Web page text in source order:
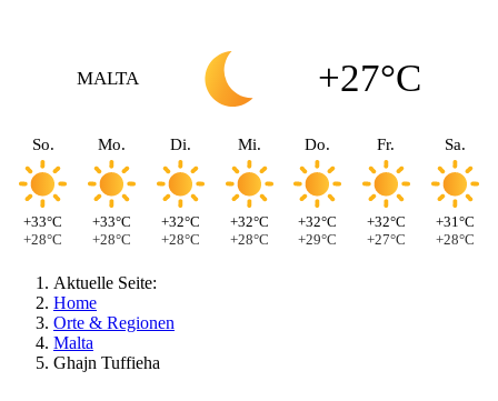
MALTA +27°C
So.
+33°C
+28°C
Mo.
+33°C
+28°C
Di.
+32°C
+28°C
Mi.
+32°C
+28°C
Do.
+32°C
+29°C
Fr.
+32°C
+27°C
Sa.
+31°C
+28°C
Aktuelle Seite:
Home
Orte & Regionen
Malta
Ghajn Tuffieha